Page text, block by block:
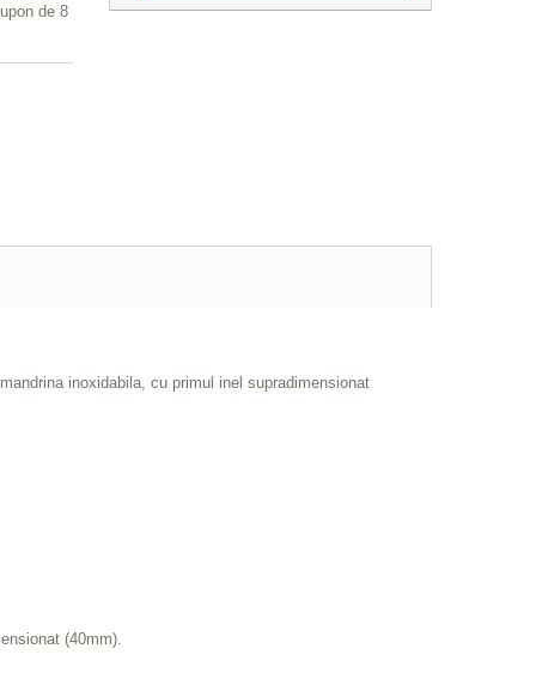
de 8
inoxidabila, cu primul inel supradimensionat
(40mm).